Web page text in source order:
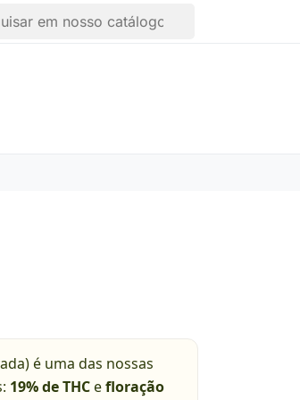
é uma das nossas
19% de THCefloração